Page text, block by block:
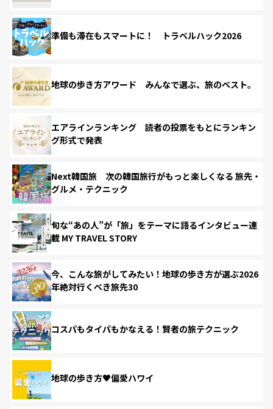
準備も滞在もスマートに！ トラベルハック2026
地球の歩き方アワード みんなで選ぶ、旅のベスト。
エアラインランキング 読者の投票をもとにランキン
グ形式で発表
Next韓国旅 次の韓国旅行がもっと楽しくなる 旅先・
グルメ・テクニック
旬な“あの人”が「旅」をテーマに語るインタビュー連
載 MY TRAVEL STORY
今、こんな旅がしてみたい！地球の歩き方が選ぶ2026
年絶対行くべき旅先30
コスパもタイパもかなえる！賢者の旅テクニック
地球の歩き方♥偏愛ハワイ